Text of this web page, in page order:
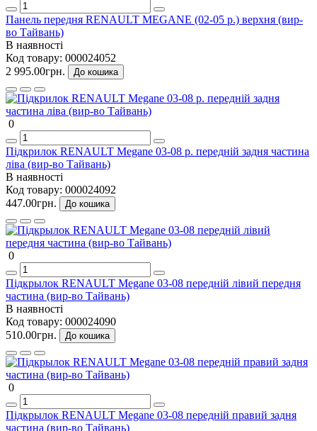
Панель передня RENAULT MEGANE (02-05 р.) верхня (вир-
во Тайвань)
В наявності
Код товару: 000024052
2 995.00грн.
До кошика
0
Підкрилок RENAULT Megane 03-08 р. передній задня частина
ліва (вир-во Тайвань)
В наявності
Код товару: 000024092
447.00грн.
До кошика
0
Підкрылок RENAULT Megane 03-08 передній лівий передня
частина (вир-во Тайвань)
В наявності
Код товару: 000024090
510.00грн.
До кошика
0
Підкрылок RENAULT Megane 03-08 передній правий задня
частина (вир-во Тайвань)